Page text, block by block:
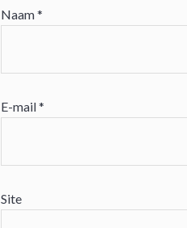
Naam*
E-mail*
Site